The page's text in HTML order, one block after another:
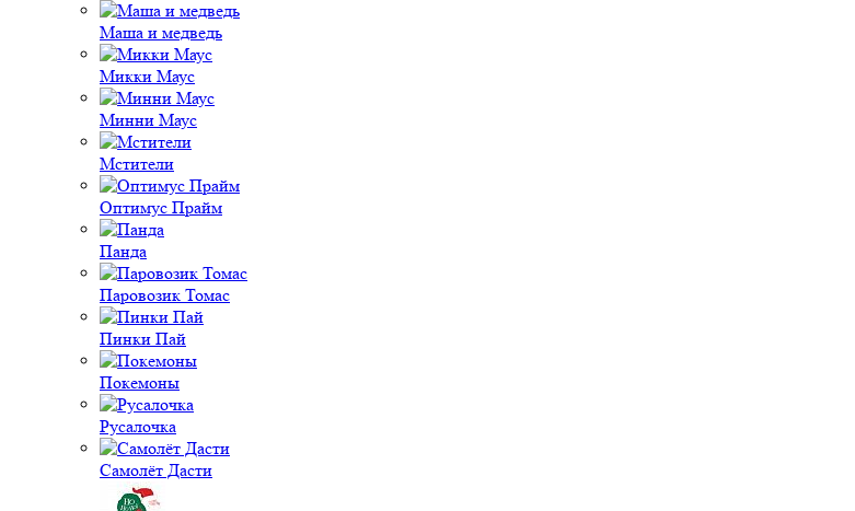
Маша и медведь
Микки Маус
Минни Маус
Мстители
Оптимус Прайм
Панда
Паровозик Томас
Пинки Пай
Покемоны
Русалочка
Самолёт Дасти